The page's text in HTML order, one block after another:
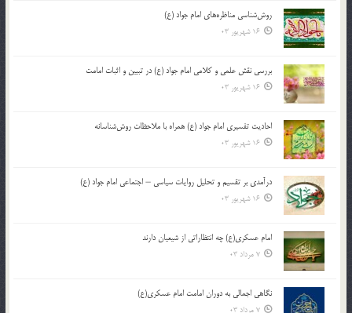
روش‌شناسی مناظره‌های امام جواد (ع)
16 شهریور 03
بررسی نقش علمی و کلامی امام جواد (ع) در تبیین و اثبات امامت
16 شهریور 03
احادیث تفسیری امام جواد (ع) همراه با ملاحظات روش‌شناسانه
16 شهریور 03
درآمدی بر تقسیم و تحلیل روایات سیاسی – اجتماعی امام جواد (ع)
16 شهریور 03
امام عسکری(ع) چه انتظاراتی از شیعیان دارند
7 مرداد 03
نگاهی اجمالی به دوران امامت امام عسکری(ع)
7 مرداد 03